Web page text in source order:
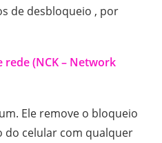
de desbloqueio , por
rede (NCK – Network
Ele remove o bloqueio
do celular com qualquer